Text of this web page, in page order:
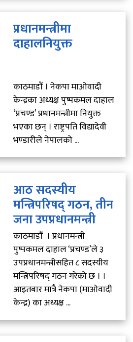
प्रधानमन्त्रीमा
दाहालनियुक्त
काठमाडौं । नेकपा माओवादी
केन्द्रका अध्यक्ष पुष्पकमल दाहाल
‘प्रचण्ड’ प्रधानमन्त्रीमा नियुक्त
भएका छन् । राष्ट्रपति विद्यादेवी
भण्डारीले नेपालको ...
आठ सदस्यीय
मन्त्रिपरिषद् गठन, तीन
जना उपप्रधानमन्त्री
काठमाडौं । प्रधानमन्त्री
पुष्पकमल दाहाल ‘प्रचण्ड’ले ३
उपप्रधानमन्त्रीसहित ८ सदस्यीय
मन्त्रिपरिषद् गठन गरेको छ । ।
आइतबार मात्रै नेकपा (माओवादी
केन्द्र) का अध्यक्ष ...